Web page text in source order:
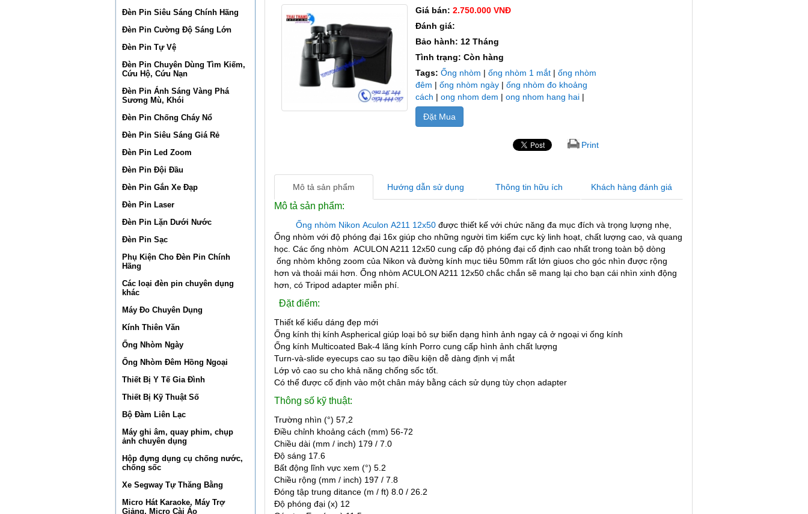
Đèn Pin Siêu Sáng Chính Hãng
Đèn Pin Cường Độ Sáng Lớn
Đèn Pin Tự Vệ
Đèn Pin Chuyên Dùng Tìm Kiếm,
Cứu Hộ, Cứu Nạn
Đèn Pin Ánh Sáng Vàng Phá
Sương Mù, Khói
Đèn Pin Chống Cháy Nổ
Đèn Pin Siêu Sáng Giá Rẻ
Đèn Pin Led Zoom
Đèn Pin Đội Đầu
Đèn Pin Gắn Xe Đạp
Đèn Pin Laser
Đèn Pin Lặn Dưới Nước
Đèn Pin Sạc
Phụ Kiện Cho Đèn Pin Chính
Hãng
Các loại đèn pin chuyên dụng
khác
Máy Đo Chuyên Dụng
Kính Thiên Văn
Ống Nhòm Ngày
Ống Nhòm Đêm Hồng Ngoại
Thiết Bị Y Tế Gia Đình
Thiết Bị Kỹ Thuật Số
Bộ Đàm Liên Lạc
Máy ghi âm, quay phim, chụp
ảnh chuyên dụng
Hộp đựng dụng cụ chống nước,
chống sốc
Xe Segway Tự Thăng Bằng
Micro Hát Karaoke, Máy Trợ
Giảng, Micro Cài Áo
Giá bán: 2.750.000 VNĐ
Đánh giá:
Bảo hành: 12 Tháng
Tình trạng: Còn hàng
Tags: Ống nhòm | ống nhòm 1 mắt| ống nhòm
đêm | ống nhòm ngày| ống nhòm đo khoảng
cách | ong nhom dem | ong nhom hang hai|
Đặt Mua
Print
Mô tả sản phẩm Hướng dẫn sử dụng Thông tin hữu ích Khách hàng đánh giá
Mô tả sản phẩm:
Ống nhòm Nikon Aculon A211 12x50được thiết kế với chức năng đa mục đích và trọng lượng nhẹ,
Ống nhòm với độ phóng đại 16x giúp cho những người tìm kiếm cực kỳ linh hoạt, chất lượng cao, và quang
học. Các ống nhòm ACULON A211 12x50 cung cấp độ phóng đại cố định cao nhất trong toàn bộ dòng
ống nhòm không zoom của Nikon và đường kính mục tiêu 50mm rất lớn giuos cho góc nhìn được rộng
hơn và thoải mái hơn. Ống nhòm ACULON A211 12x50 chắc chắn sẽ mang lại cho bạn cái nhìn xinh động
hơn, có Tripod adapter miễn phí.
Đặt điểm:
Thiết kế kiểu dáng đẹp mới
Ống kính thị kính Aspherical giúp loại bỏ sự biến dạng hình ảnh ngay cả ở ngoại vi ống kính
Ống kính Multicoated Bak-4 lăng kính Porro cung cấp hình ảnh chất lượng
Turn-và-slide eyecups cao su tạo điều kiện dễ dàng định vị mắt
Lớp vỏ cao su cho khả năng chống sốc tốt.
Có thể được cố định vào một chân máy bằng cách sử dụng tùy chọn adapter
Thông số kỹ thuật:
Trường nhìn (°) 57,2
Điều chỉnh khoảng cách (mm) 56-72
Chiều dài (mm / inch) 179 / 7.0
Độ sáng 17.6
Bất động lĩnh vực xem (°) 5.2
Chiều rộng (mm / inch) 197 / 7.8
Đóng tập trung ditance (m / ft) 8.0 / 26.2
Độ phóng đại (x) 12